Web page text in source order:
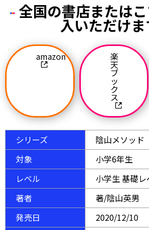
全国の書店または
入いただけま
amazon 楽
天
ブ
ッ
ク
ス
シリーズ
陰山メソッド
対象
小学6年生
レベル
小学生 基礎レ
著者
著/陰山英男
発売日
2020/12/10